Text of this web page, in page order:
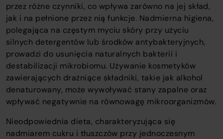
przez różne czynniki, co wpływa zarówno na jej skład,
jak i na pełnione przez nią funkcje. Nadmierna higiena,
polegająca na częstym myciu skóry przy użyciu
silnych detergentów lub środków antybakteryjnych,
prowadzi do usunięcia naturalnych bakterii i
destabilizacji mikrobiomu. Używanie kosmetyków
zawierających drażniące składniki, takie jak alkohol
denaturowany, może wywoływać stany zapalne oraz
wpływać negatywnie na równowagę mikroorganizmów.
Nieodpowiednia dieta, charakteryzująca się
nadmiarem cukru i tłuszczów przy jednoczesnym